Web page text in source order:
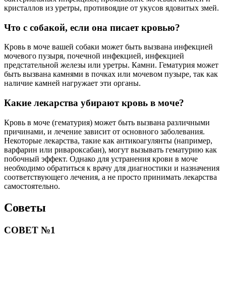
кристаллов из уретры, противоядие от укусов ядовитых змей.
Что с собакой, если она писает кровью?
Кровь в моче вашей собаки может быть вызвана инфекцией
мочевого пузыря, почечной инфекцией, инфекцией
предстательной железы или уретры. Камни. Гематурия может
быть вызвана камнями в почках или мочевом пузыре, так как
наличие камней нагружает эти органы.
Какие лекарства убирают кровь в моче?
Кровь в моче (гематурия) может быть вызвана различными
причинами, и лечение зависит от основного заболевания.
Некоторые лекарства, такие как антикоагулянты (например,
варфарин или ривароксабан), могут вызывать гематурию как
побочный эффект. Однако для устранения крови в моче
необходимо обратиться к врачу для диагностики и назначения
соответствующего лечения, а не просто принимать лекарства
самостоятельно.
Советы
СОВЕТ №1